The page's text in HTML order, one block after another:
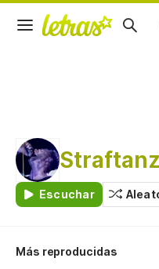
Straftanz
Escuchar
Más reproducidas